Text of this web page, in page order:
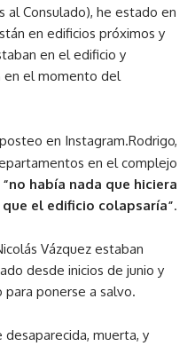
al Consulado), he estado en
en edificios próximos y
en el edificio y
en el momento del
en Instagram.Rodrigo,
en el complejo
“no había nada que hiciera
el edificio colapsaría”.
Vázquez estaban
desde inicios de junio y
ponerse a salvo.
desaparecida, muerta, y